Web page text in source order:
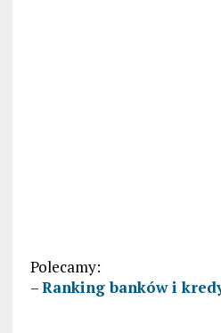
Polecamy:
–Ranking banków i